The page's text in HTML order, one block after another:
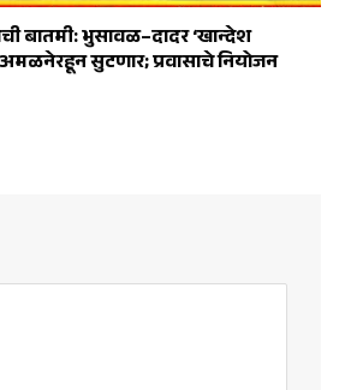
बातमी: भुसावळ–दादर ‘खान्देश
सुटणार; प्रवासाचे नियोजन